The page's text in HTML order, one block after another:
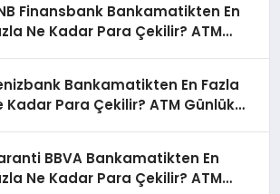
Finansbank Bankamatikten En
Ne Kadar Para Çekilir? ATM
Bankamatikten En Fazla
Kadar Para Çekilir? ATM Günlük
BBVA Bankamatikten En
Ne Kadar Para Çekilir? ATM